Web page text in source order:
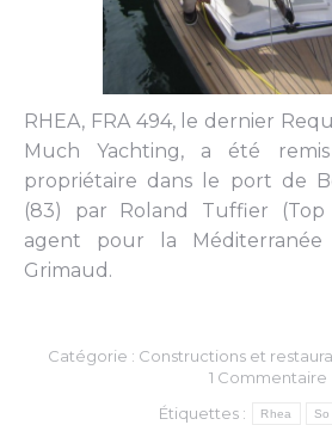
RHEA, FRA 494, le dernier
Much Yachting, a été
propriétaire dans le port de
(83) par Roland Tuffier (Top
agent pour la
Grimaud.
Catégorie : Constructions et
1 Commentaire
Étiquettes :
Rhea So